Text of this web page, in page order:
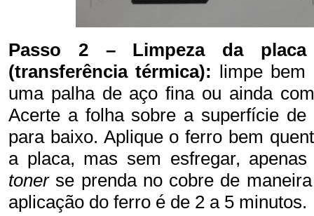
Passo 2 – Limpeza da
(transferência térmica): limpe bem
uma palha de aço fina ou ainda
Acerte a folha sobre a superfície
para baixo. Aplique o ferro bem
a placa, mas sem esfregar,
tonerse prenda no cobre de
aplicação do ferro é de 2 a 5 minutos.